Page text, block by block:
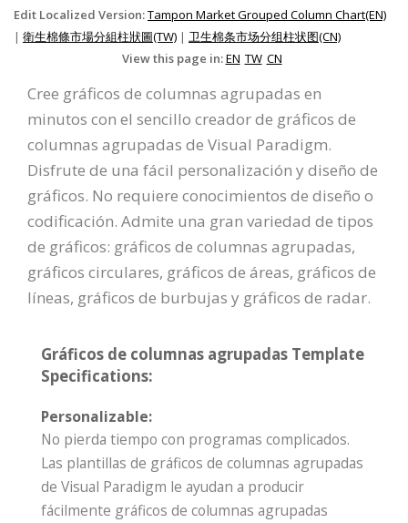
Edit Localized Version:Tampon Market Grouped Column Chart(EN)
| 衛生棉條市場分組柱狀圖(TW) | 卫生棉条市场分组柱状图(CN)
View this page in:EN TW CN
Cree gráficos de columnas agrupadas en
minutos con el sencillo creador de gráficos de
columnas agrupadas de Visual Paradigm.
Disfrute de una fácil personalización y diseño de
gráficos. No requiere conocimientos de diseño o
codificación. Admite una gran variedad de tipos
de gráficos: gráficos de columnas agrupadas,
gráficos circulares, gráficos de áreas, gráficos de
líneas, gráficos de burbujas y gráficos de radar.
Gráficos de columnas agrupadas Template
Specifications:
Personalizable:
No pierda tiempo con programas complicados.
Las plantillas de gráficos de columnas agrupadas
de Visual Paradigm le ayudan a producir
fácilmente gráficos de columnas agrupadas